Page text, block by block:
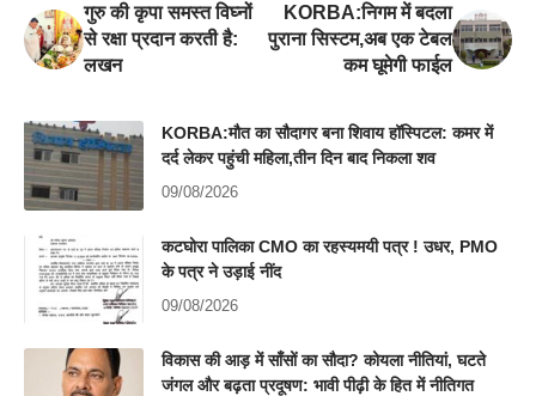
गुरु की कृपा समस्त विघ्नों
से रक्षा प्रदान करती है:
लखन
KORBA:निगम में बदला
पुराना सिस्टम,अब एक टेबल
कम घूमेगी फाईल
KORBA:मौत का सौदागर बना शिवाय हॉस्पिटल: कमर में
दर्द लेकर पहुंची महिला,तीन दिन बाद निकला शव
09/08/2026
कटघोरा पालिका CMO का रहस्यमयी पत्र ! उधर, PMO
के पत्र ने उड़ाई नींद
09/08/2026
विकास की आड़ में साँसों का सौदा? कोयला नीतियां, घटते
जंगल और बढ़ता प्रदूषण: भावी पीढ़ी के हित में नीतिगत